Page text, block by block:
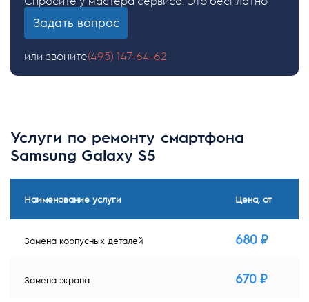
Задать вопрос
или звоните(495) 147-64-62
Услуги по ремонту смартфона
Samsung Galaxy S5
Наименование услуги Цена, от
Замена корпусных деталей 680 ₽
Замена экрана 670 ₽